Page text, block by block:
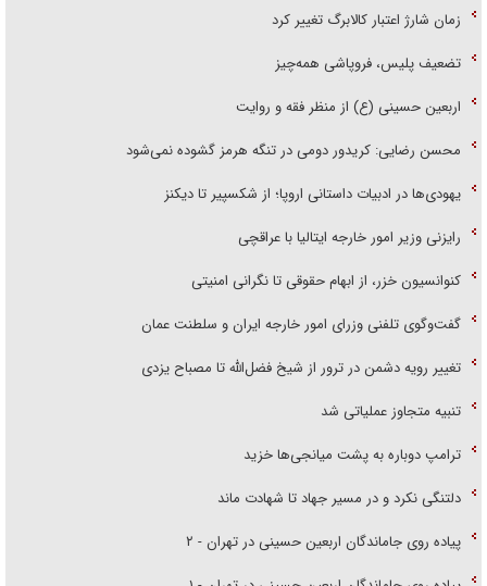
زمان شارژ اعتبار کالابرگ تغییر کرد
تضعیف پلیس، فروپاشی همه‌چیز
اربعین حسینی (ع) از منظر فقه و روایت
محسن رضایی: کریدور دومی در تنگه هرمز گشوده نمی‌شود
یهودی‌ها در ادبیات داستانی اروپا؛ از شکسپیر تا دیکنز
رایزنی وزیر امور خارجه ایتالیا با عراقچی
کنوانسیون خزر، از ابهام حقوقی تا نگرانی امنیتی
گفت‌وگوی تلفنی وزرای امور خارجه ایران و سلطنت عمان
تغییر رویه دشمن در ترور از شیخ فضل‌الله تا مصباح یزدی
تنبیه متجاوز عملیاتی شد
ترامپ دوباره به پشت میانجی‌ها خزید
دلتنگی نکرد و در مسیر جهاد تا شهادت ماند
پیاده روی جاماندگان اربعین حسینی در تهران - ۲